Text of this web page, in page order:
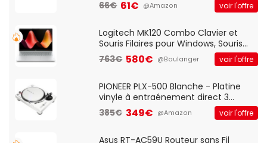
And Play, Confortable, Taille
QWERTY UK - Noir
66€ 61€ @Amazon voir l'offre
Logitech MK120 Combo Clavier et
Souris Filaires pour Windows, Souris
Optique Filaire, Connexion USB Plug
And Play, Confortable, Taille
QWERTY UK - Noir
763€ 580€ @Boulanger voir l'offre
PIONEER PLX-500 Blanche - Platine
vinyle à entraénement direct 3
vitesses (33-45-78 trs/min) avec
pre-ampli intégré et port USB
385€ 349€ @Amazon voir l'offre
Asus RT-AC59U Routeur sans Fil